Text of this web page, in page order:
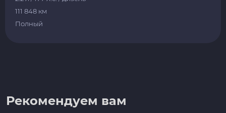
111 848 км
Полный
Рекомендуем вам